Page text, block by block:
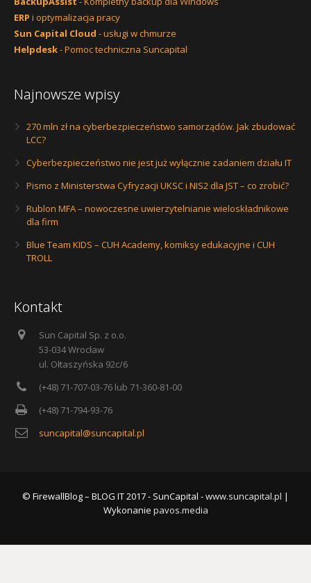
ERP i optymalizacja pracy
Sun Capital Cloud - usługi w chmurze
Helpdesk- Pomoc techniczna Suncapital
Najnowsze wpisy
270 mln zł na cyberbezpieczeństwo samorządów. Jak zbudować
LCC?
Cyberbezpieczeństwo nie jest już wyłącznie zadaniem działu IT
Pismo z Ministerstwa Cyfryzacji UKSC i NIS2 dla JST – co zrobić?
Rublon MFA – nowoczesne uwierzytelnianie wieloskładnikowe
dla firm
Blue Team KIDS – CUH Academy, komiksy edukacyjne i CUH
TROLL
Kontakt
Sun Capital Sp. z o.o.
53-034 Wrocław
ul. Ołtaszyńska 92c/6
(+48) 71-707-03-76 lub 71-360-81-00
(+48) 71-794-93-76
suncapital@suncapital.pl
© FirewallBlog – BLOG IT 2017 - SunCapital -www.suncapital.pl |
Wykonanie pavos.media